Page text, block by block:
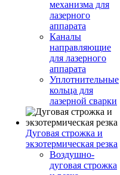
механизма для
лазерного
аппарата
Каналы
направляющие
для лазерного
аппарата
Уплотнительные
кольца для
лазерной сварки
Дуговая строжка и
экзотермическая резка
Воздушно-
дуговая строжка